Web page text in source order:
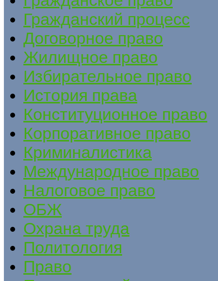
Гражданский процесс
Договорное право
Жилищное право
Избирательное право
История права
Конституционное право
Корпоративное право
Криминалистика
Международное право
Налоговое право
ОБЖ
Охрана труда
Политология
Право